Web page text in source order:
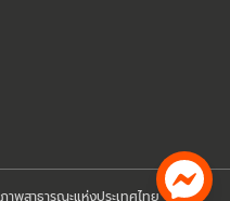
พสาธารณะแห่งประเทศไทย